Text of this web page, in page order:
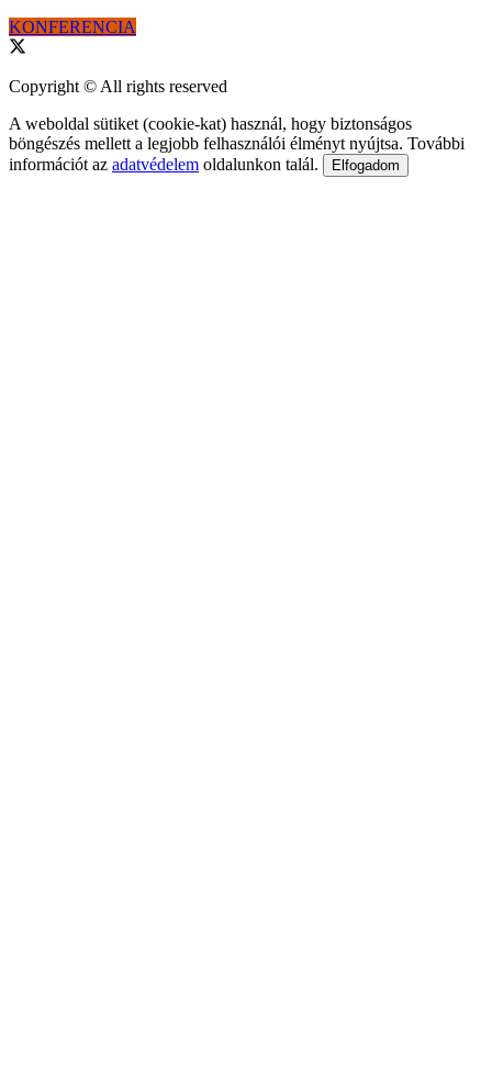
KONFERENCIA
Copyright © All rights reserved
A weboldal sütiket (cookie-kat) használ, hogy biztonságos
böngészés mellett a legjobb felhasználói élményt nyújtsa. További
információt az adatvédelem oldalunkon talál. Elfogadom